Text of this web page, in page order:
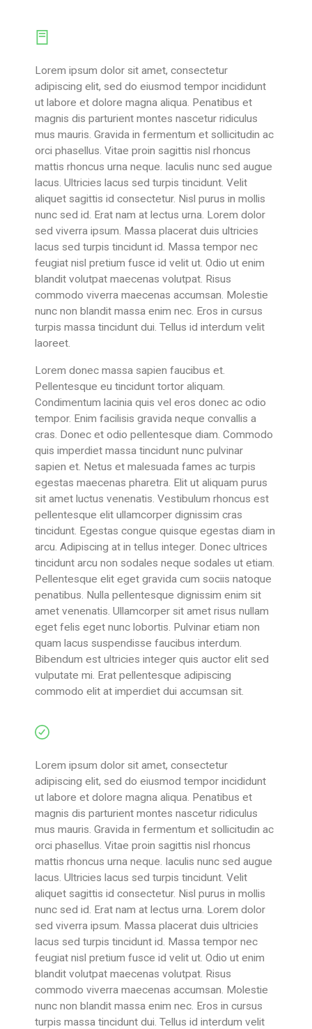
Lorem ipsum dolor sit amet, consectetur
adipiscing elit, sed do eiusmod tempor incididunt
ut labore et dolore magna aliqua. Penatibus et
magnis dis parturient montes nascetur ridiculus
mus mauris. Gravida in fermentum et sollicitudin ac
orci phasellus. Vitae proin sagittis nisl rhoncus
mattis rhoncus urna neque. Iaculis nunc sed augue
lacus. Ultricies lacus sed turpis tincidunt. Velit
aliquet sagittis id consectetur. Nisl purus in mollis
nunc sed id. Erat nam at lectus urna. Lorem dolor
sed viverra ipsum. Massa placerat duis ultricies
lacus sed turpis tincidunt id. Massa tempor nec
feugiat nisl pretium fusce id velit ut. Odio ut enim
blandit volutpat maecenas volutpat. Risus
commodo viverra maecenas accumsan. Molestie
nunc non blandit massa enim nec. Eros in cursus
turpis massa tincidunt dui. Tellus id interdum velit
laoreet.
Lorem donec massa sapien faucibus et.
Pellentesque eu tincidunt tortor aliquam.
Condimentum lacinia quis vel eros donec ac odio
tempor. Enim facilisis gravida neque convallis a
cras. Donec et odio pellentesque diam. Commodo
quis imperdiet massa tincidunt nunc pulvinar
sapien et. Netus et malesuada fames ac turpis
egestas maecenas pharetra. Elit ut aliquam purus
sit amet luctus venenatis. Vestibulum rhoncus est
pellentesque elit ullamcorper dignissim cras
tincidunt. Egestas congue quisque egestas diam in
arcu. Adipiscing at in tellus integer. Donec ultrices
tincidunt arcu non sodales neque sodales ut etiam.
Pellentesque elit eget gravida cum sociis natoque
penatibus. Nulla pellentesque dignissim enim sit
amet venenatis. Ullamcorper sit amet risus nullam
eget felis eget nunc lobortis. Pulvinar etiam non
quam lacus suspendisse faucibus interdum.
Bibendum est ultricies integer quis auctor elit sed
vulputate mi. Erat pellentesque adipiscing
commodo elit at imperdiet dui accumsan sit.
Lorem ipsum dolor sit amet, consectetur
adipiscing elit, sed do eiusmod tempor incididunt
ut labore et dolore magna aliqua. Penatibus et
magnis dis parturient montes nascetur ridiculus
mus mauris. Gravida in fermentum et sollicitudin ac
orci phasellus. Vitae proin sagittis nisl rhoncus
mattis rhoncus urna neque. Iaculis nunc sed augue
lacus. Ultricies lacus sed turpis tincidunt. Velit
aliquet sagittis id consectetur. Nisl purus in mollis
nunc sed id. Erat nam at lectus urna. Lorem dolor
sed viverra ipsum. Massa placerat duis ultricies
lacus sed turpis tincidunt id. Massa tempor nec
feugiat nisl pretium fusce id velit ut. Odio ut enim
blandit volutpat maecenas volutpat. Risus
commodo viverra maecenas accumsan. Molestie
nunc non blandit massa enim nec. Eros in cursus
turpis massa tincidunt dui. Tellus id interdum velit